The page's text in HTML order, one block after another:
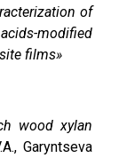
of
modified
films»
wood xylan
Garyntseva